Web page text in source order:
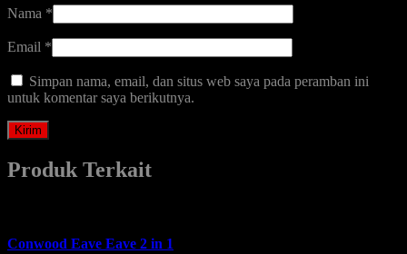
Nama *
Email *
Simpan nama, email, dan situs web saya pada peramban ini
untuk komentar saya berikutnya.
Produk Terkait
Conwood Eave Eave 2 in 1